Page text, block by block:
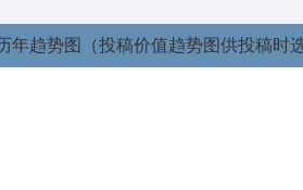
年趋势图（投稿价值趋势图供投稿时